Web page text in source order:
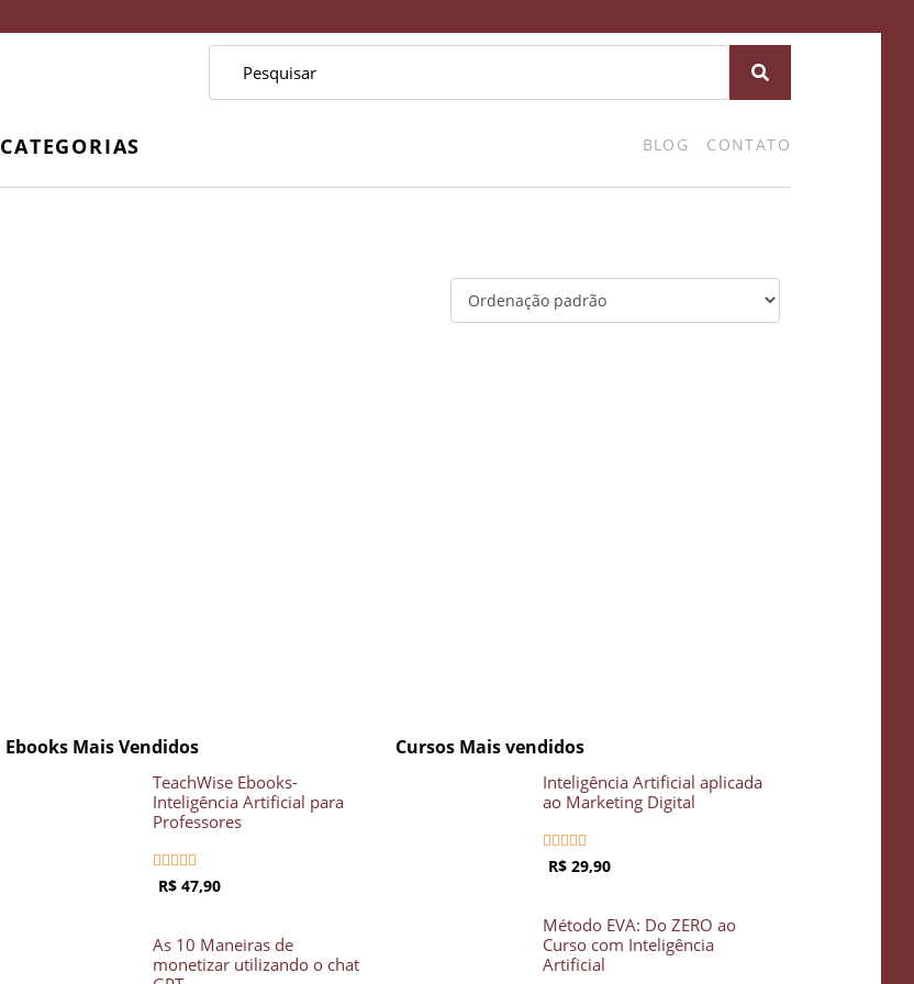
CATEGORIAS BLOG CONTATO
Ebooks Mais Vendidos
TeachWise Ebooks-
Inteligência Artificial para
Professores

R$ 47,90
As 10 Maneiras de
monetizar utilizando o chat
Cursos Mais vendidos
Inteligência Artificial aplicada
ao Marketing Digital

R$ 29,90
Método EVA: Do ZERO ao
Curso com Inteligência
Artificial